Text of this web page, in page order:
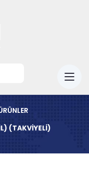
(TAKVİYELİ)